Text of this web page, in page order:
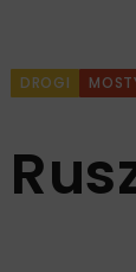
DROGI